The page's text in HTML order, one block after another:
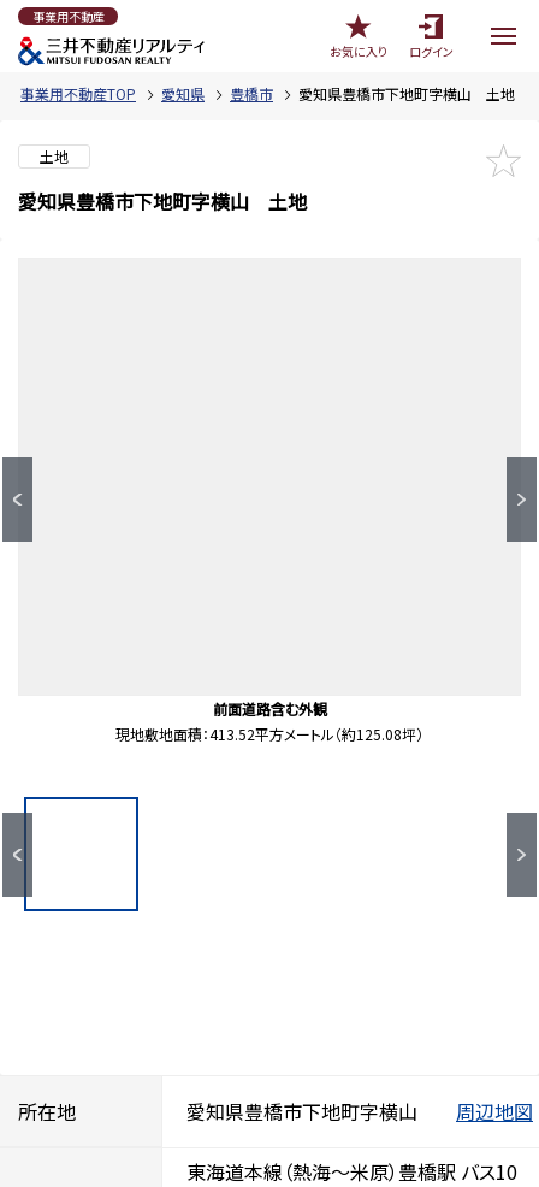
事業用不動産
お気に入り
ログイン
事業用不動産TOP 愛知県 豊橋市 愛知県豊橋市下地町字横山 土地
土地
愛知県豊橋市下地町字横山 土地
地形図
前面道路含む外観
現地敷地面積：413.52平方メートル（約125.08坪）
土地写真
現地敷地面積：413.52平方メートル（約125.08坪）
土地写真
現地下地小学校まで徒歩6分の距離にあり、通学しやすい立地です。北部中学校ま
土地写真
現地下地公園まで徒歩6分の距離にあり、子育て世帯にも暮らしやすい住環境で
前面道路含む外観
前面道路
サンヨネ魚町本店（約1700ｍ）
徒歩22分。
所在地 愛知県豊橋市下地町字横山 周辺地図
東海道本線（熱海～米原）豊橋駅 バス10